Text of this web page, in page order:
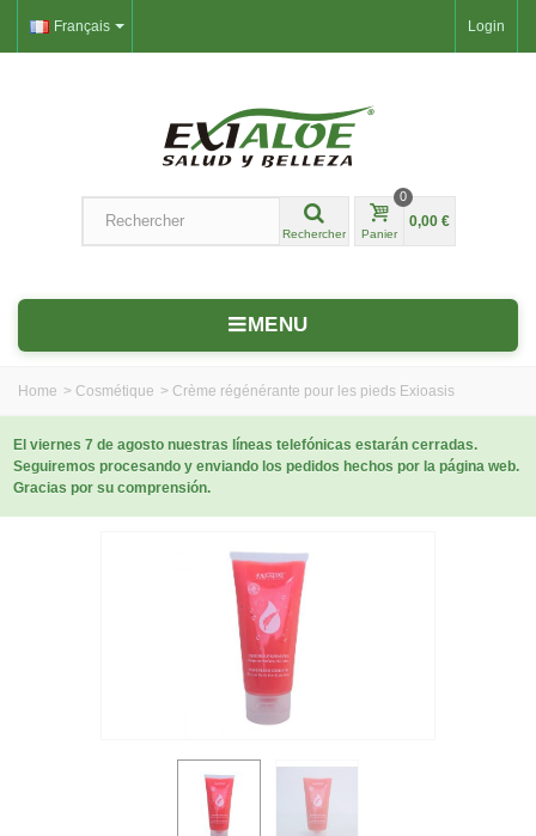
Login
Français
Rechercher Panier
0
0,00 €
MENU
Home > Cosmétique > Crème régénérante pour les pieds Exioasis
El viernes 7 de agosto nuestras líneas telefónicas estarán cerradas.
Seguiremos procesando y enviando los pedidos hechos por la página web.
Gracias por su comprensión.